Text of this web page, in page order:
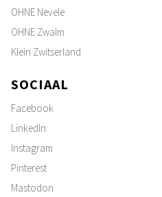
OHNE Nevele
OHNE Zwalm
Klein Zwitserland
SOCIAAL
Facebook
LinkedIn
Instagram
Pinterest
Mastodon